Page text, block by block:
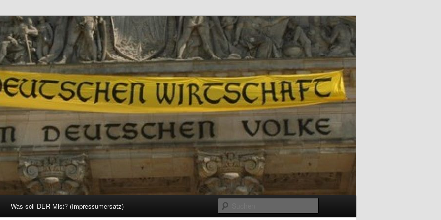
Was soll DER Mist? (Impressumersatz)